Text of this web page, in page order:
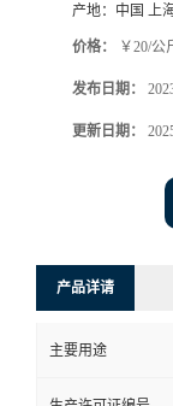
产地： 中国 上
价格： ￥20/公
发布日期：
更新日期：
产品详请
主要用途